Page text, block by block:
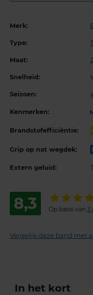
Merk:
Type:
Maat:
Snelheid:
Seizoen:
Kenmerken:
Brandstofefficiëntie:
Grip op nat wegdek:
Extern geluid:
8,3 Op basis van 3
Vergelijk deze band met
In het kort